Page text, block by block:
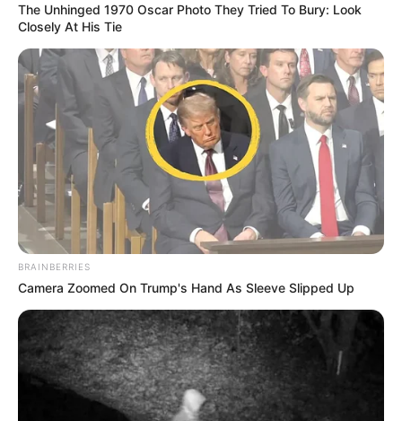
The Unhinged 1970 Oscar Photo They Tried To Bury: Look
Closely At His Tie
BRAINBERRIES
Camera Zoomed On Trump's Hand As Sleeve Slipped Up